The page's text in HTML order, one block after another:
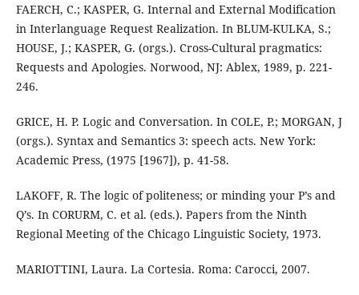
FAERCH, C.; KASPER, G. Internal and External Modification
in Interlanguage Request Realization. In BLUM-KULKA, S.;
HOUSE, J.; KASPER, G. (orgs.). Cross-Cultural pragmatics:
Requests and Apologies. Norwood, NJ: Ablex, 1989, p. 221-
246.
GRICE, H. P. Logic and Conversation. In COLE, P.; MORGAN, J
(orgs.). Syntax and Semantics 3: speech acts. New York:
Academic Press, (1975 [1967]), p. 41-58.
LAKOFF, R. The logic of politeness; or minding your P’s and
Q’s. In CORURM, C. et al. (eds.). Papers from the Ninth
Regional Meeting of the Chicago Linguistic Society, 1973.
MARIOTTINI, Laura. La Cortesia. Roma: Carocci, 2007.